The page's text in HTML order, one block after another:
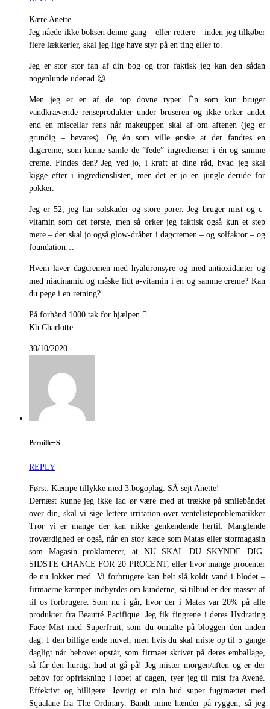
Kære Anette
Jeg nåede ikke boksen denne gang – eller rettere – inden jeg tilkøber
flere lækkerier, skal jeg lige have styr på en ting eller to.
Jeg er stor stor fan af din bog og tror faktisk jeg kan den sådan
nogenlunde udenad 😉
Men jeg er en af de top dovne typer. Én som kun bruger
vandkrævende renseprodukter under bruseren og ikke orker andet
end en miscellar rens når makeuppen skal af om aftenen (jeg er
grundig – bevares). Og én som ville ønske at der fandtes en
dagcreme, som kunne samle de ”fede” ingredienser i én og samme
creme. Findes den? Jeg ved jo, i kraft af dine råd, hvad jeg skal
kigge efter i ingredienslisten, men det er jo en jungle derude for
pokker.
Jeg er 52, jeg har solskader og store porer. Jeg bruger mist og c-
vitamin som det første, men så orker jeg faktisk også kun et step
mere – der skal jo også glow-dråber i dagcremen – og solfaktor – og
foundation…
Hvem laver dagcremen med hyaluronsyre og med antioxidanter og
med niacinamid og måske lidt a-vitamin i én og samme creme? Kan
du pege i en retning?
På forhånd 1000 tak for hjælpen 
Kh Charlotte
30/10/2020
Pernille+S
REPLY
Først: Kæmpe tillykke med 3.bogoplag. SÅ sejt Anette!
Dernæst kunne jeg ikke lad ør være med at trække på smilebåndet
over din, skal vi sige lettere irritation over ventelisteproblematikker
Tror vi er mange der kan nikke genkendende hertil. Manglende
troværdighed er også, når en stor kæde som Matas eller stormagasin
som Magasin proklamerer, at NU SKAL DU SKYNDE DIG-
SIDSTE CHANCE FOR 20 PROCENT, eller hvor mange procenter
de nu lokker med. Vi forbrugere kan helt slå koldt vand i blodet –
firmaerne kæmper indbyrdes om kunderne, så tilbud er der masser af
til os forbrugere. Som nu i går, hvor der i Matas var 20% på alle
produkter fra Beautté Pacifique. Jeg fik fingrene i deres Hydrating
Face Mist med Superfruit, som du omtalte på bloggen den anden
dag. I den billige ende nuvel, men hvis du skal miste op til 5 gange
dagligt når behovet opstår, som firmaet skriver på deres emballage,
så får den hurtigt hud at gå på! Jeg mister morgen/aften og er der
behov for opfriskning i løbet af dagen, tyer jeg til mist fra Avené.
Effektivt og billigere. Iøvrigt er min hud super fugtmættet med
Squalane fra The Ordinary. Bandt mine hænder på ryggen, så jeg